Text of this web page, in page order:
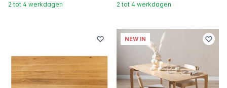
2 tot 4 werkdagen 2 tot 4 werkdagen
NEW IN